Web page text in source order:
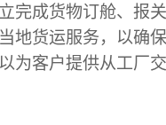
完成货物订舱、报
地货运服务，以确
为客户提供从工厂